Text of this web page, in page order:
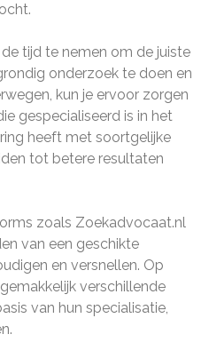
tijd te nemen om de juiste
onderzoek te doen en
kun je ervoor zorgen
gespecialiseerd is in het
heeft met soortgelijke
tot betere resultaten
zoals Zoekadvocaat.nl
van een geschikte
en versnellen. Op
verschillende
van hun specialisatie,